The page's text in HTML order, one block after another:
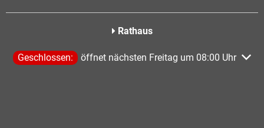
Rathaus
Klicken, um weitere Öffnungs- oder Schließzeiten
Geschlossen: öffnet nächsten Freitag um 08:00 Uhr